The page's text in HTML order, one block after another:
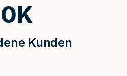
Kunden
0K